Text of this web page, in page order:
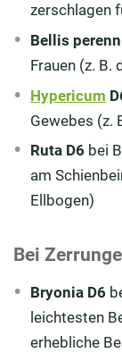
zerschlagen
Bellis
Frauen (z. B.
Hypericum
Gewebes (z.
Ruta D6 bei
am
Ellbogen)
Bei
Bryonia D6
leichtesten
erhebliche